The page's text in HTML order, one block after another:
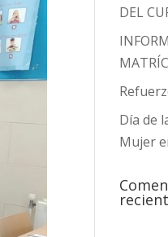
DEL
Día de
Mujer